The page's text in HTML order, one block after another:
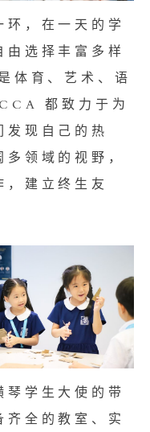
环，在一天的学
由选择丰富多样
体育、艺术、语
都致力于为
发现自己的热
领域的视野，
，建立终生友
琴学生大使的带
齐全的教室、实